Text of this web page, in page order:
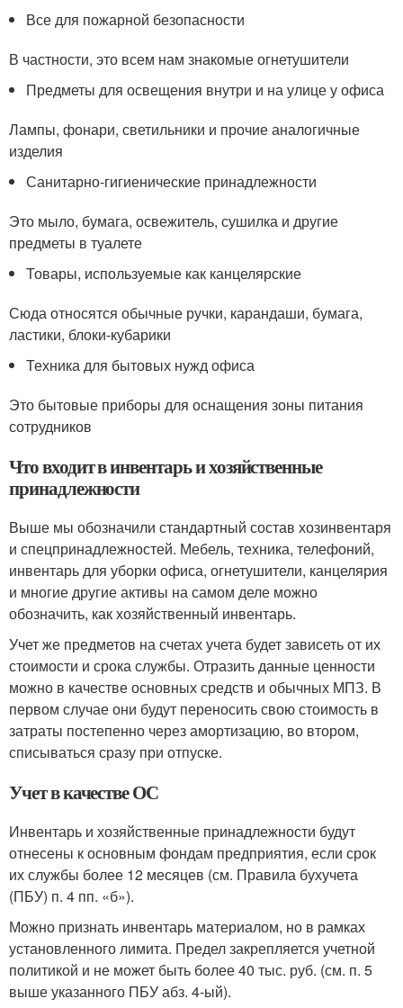
Все для пожарной безопасности
В частности, это всем нам знакомые огнетушители
Предметы для освещения внутри и на улице у офиса
Лампы, фонари, светильники и прочие аналогичные
изделия
Санитарно-гигиенические принадлежности
Это мыло, бумага, освежитель, сушилка и другие
предметы в туалете
Товары, используемые как канцелярские
Сюда относятся обычные ручки, карандаши, бумага,
ластики, блоки-кубарики
Техника для бытовых нужд офиса
Это бытовые приборы для оснащения зоны питания
сотрудников
Что входит в инвентарь и хозяйственные
принадлежности
Выше мы обозначили стандартный состав хозинвентаря
и спецпринадлежностей. Мебель, техника, телефоний,
инвентарь для уборки офиса, огнетушители, канцелярия
и многие другие активы на самом деле можно
обозначить, как хозяйственный инвентарь.
Учет же предметов на счетах учета будет зависеть от их
стоимости и срока службы. Отразить данные ценности
можно в качестве основных средств и обычных МПЗ. В
первом случае они будут переносить свою стоимость в
затраты постепенно через амортизацию, во втором,
списываться сразу при отпуске.
Учет в качестве ОС
Инвентарь и хозяйственные принадлежности будут
отнесены к основным фондам предприятия, если срок
их службы более 12 месяцев (см. Правила бухучета
(ПБУ) п. 4 пп. «б»).
Можно признать инвентарь материалом, но в рамках
установленного лимита. Предел закрепляется учетной
политикой и не может быть более 40 тыс. руб. (см. п. 5
выше указанного ПБУ абз. 4-ый).